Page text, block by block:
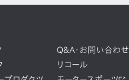
Q&A・お問い合わせ
リコール